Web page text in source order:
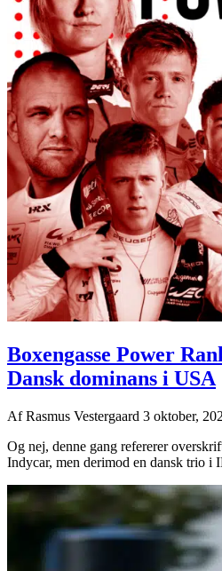
Boxengasse Power
Dansk dominans i USA
AfRasmus Vestergaard 3 oktober,
Og nej, denne gang refererer
Indycar, men derimod en dansk trio i